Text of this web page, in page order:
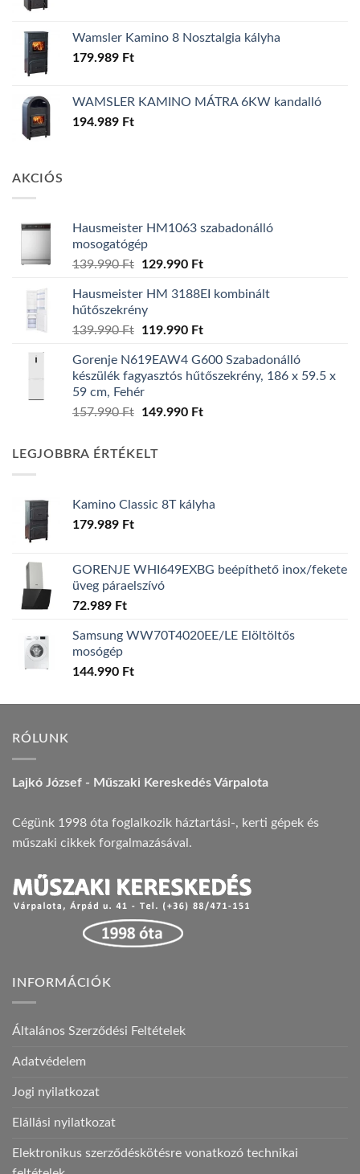
Wamsler Kamino 8 Nosztalgia kályha
179.989 Ft
WAMSLER KAMINO MÁTRA 6KW kandalló
194.989 Ft
AKCIÓS
Hausmeister HM1063 szabadonálló
mosogatógép
139.990Ft
Original
was:
139.990 Ft.
129.990 FtCurrent
is:
Hausmeister HM 3188EI kombinált
hűtőszekrény
139.990Ft
Original
was:
139.990 Ft.
119.990 FtCurrent
is:
119.990 Ft.
Gorenje N619EAW4 G600 Szabadonálló
készülék fagyasztós hűtőszekrény, 186 x 59.5 x
59 cm, Fehér
157.990Ft
Original
157.990 Ft.
149.990 FtCurrent
LEGJOBBRA ÉRTÉKELT
Kamino Classic 8T kályha
179.989 Ft
GORENJE WHI649EXBG beépíthető inox/fekete
üveg páraelszívó
72.989 Ft
Samsung WW70T4020EE/LE Elöltöltős
mosógép
144.990 Ft
RÓLUNK
Lajkó József - Műszaki Kereskedés Várpalota
Cégünk 1998 óta foglalkozik háztartási-, kerti gépek és
műszaki cikkek forgalmazásával.
INFORMÁCIÓK
Általános Szerződési Feltételek
Adatvédelem
Jogi nyilatkozat
Elállási nyilatkozat
Elektronikus szerződéskötésre vonatkozó technikai